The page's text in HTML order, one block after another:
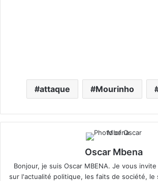
attaque Mourinho
Oscar Mbena
Bonjour, je suis Oscar MBENA. Je vous
sur l'actualité politique, les faits de société, le